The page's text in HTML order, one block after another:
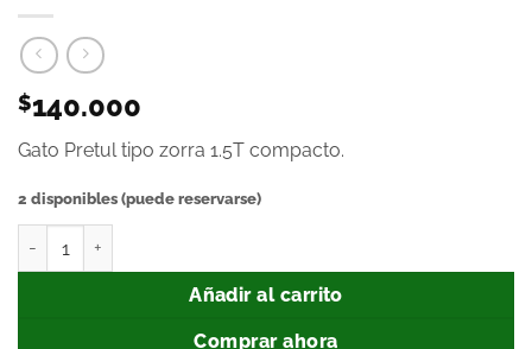
$140.000
Gato Pretul tipo zorra 1.5T compacto.
2 disponibles (puede reservarse)
Añadir al carrito
Comprar ahora